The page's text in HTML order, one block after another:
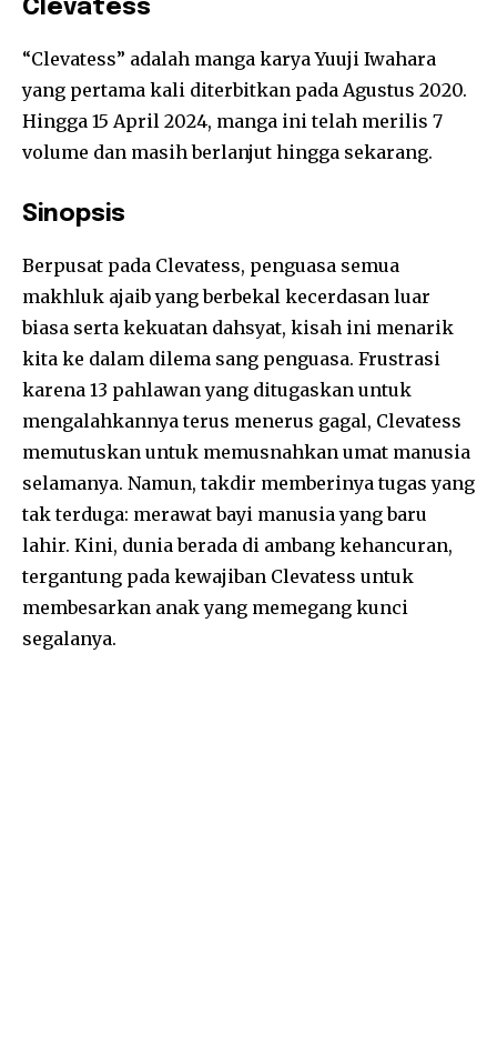
Clevatess
“Clevatess” adalah manga karya Yuuji Iwahara
yang pertama kali diterbitkan pada Agustus 2020.
Hingga 15 April 2024, manga ini telah merilis 7
volume dan masih berlanjut hingga sekarang.
Sinopsis
Berpusat pada Clevatess, penguasa semua
makhluk ajaib yang berbekal kecerdasan luar
biasa serta kekuatan dahsyat, kisah ini menarik
kita ke dalam dilema sang penguasa. Frustrasi
karena 13 pahlawan yang ditugaskan untuk
mengalahkannya terus menerus gagal, Clevatess
memutuskan untuk memusnahkan umat manusia
selamanya. Namun, takdir memberinya tugas yang
tak terduga: merawat bayi manusia yang baru
lahir. Kini, dunia berada di ambang kehancuran,
tergantung pada kewajiban Clevatess untuk
membesarkan anak yang memegang kunci
segalanya.